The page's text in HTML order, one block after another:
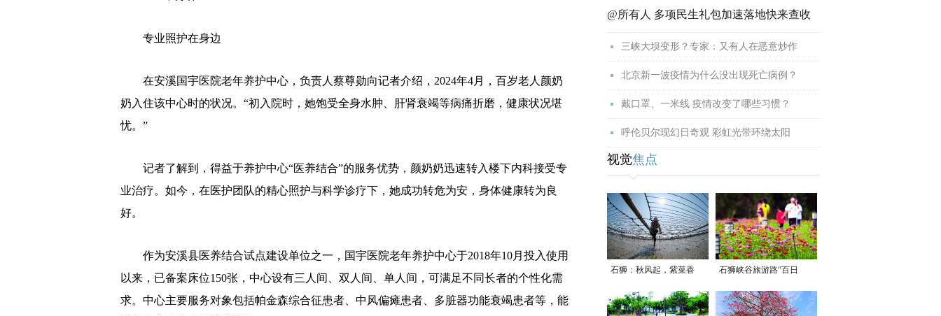
专业照护在身边
在安溪国宇医院老年养护中心，负责人蔡尊勋向记者介绍，2024年4月，百岁老人颜奶
奶入住该中心时的状况。“初入院时，她饱受全身水肿、肝肾衰竭等病痛折磨，健康状况堪
忧。”
记者了解到，得益于养护中心“医养结合”的服务优势，颜奶奶迅速转入楼下内科接受专
业治疗。如今，在医护团队的精心照护与科学诊疗下，她成功转危为安，身体健康转为良
好。
作为安溪县医养结合试点建设单位之一，国宇医院老年养护中心于2018年10月投入使用
以来，已备案床位150张，中心设有三人间、双人间、单人间，可满足不同长者的个性化需
求。中心主要服务对象包括帕金森综合征患者、中风偏瘫患者、多脏器功能衰竭患者等，能
@所有人 多项民生礼包加速落地快来查收
三峡大坝变形？专家：又有人在恶意炒作
北京新一波疫情为什么没出现死亡病例？
戴口罩、一米线 疫情改变了哪些习惯？
呼伦贝尔现幻日奇观 彩虹光带环绕太阳
视觉焦点
石狮：秋风起，紫菜香 石狮峡谷旅游路“百日
草”争相斗艳